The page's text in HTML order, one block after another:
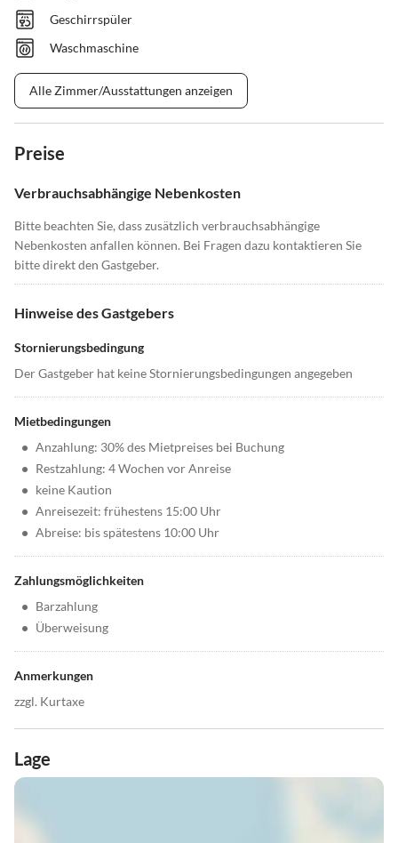
Geschirrspüler
Waschmaschine
Alle Zimmer/Ausstattungen anzeigen
Preise
Verbrauchsabhängige Nebenkosten
Bitte beachten Sie, dass zusätzlich verbrauchsabhängige
Nebenkosten anfallen können. Bei Fragen dazu kontaktieren Sie
bitte direkt den Gastgeber.
Hinweise des Gastgebers
Stornierungsbedingung
Der Gastgeber hat keine Stornierungsbedingungen angegeben
Mietbedingungen
• Anzahlung: 30% des Mietpreises bei Buchung
• Restzahlung: 4 Wochen vor Anreise
• keine Kaution
• Anreisezeit: frühestens 15:00 Uhr
• Abreise: bis spätestens 10:00 Uhr
Zahlungsmöglichkeiten
• Barzahlung
• Überweisung
Anmerkungen
zzgl. Kurtaxe
Lage